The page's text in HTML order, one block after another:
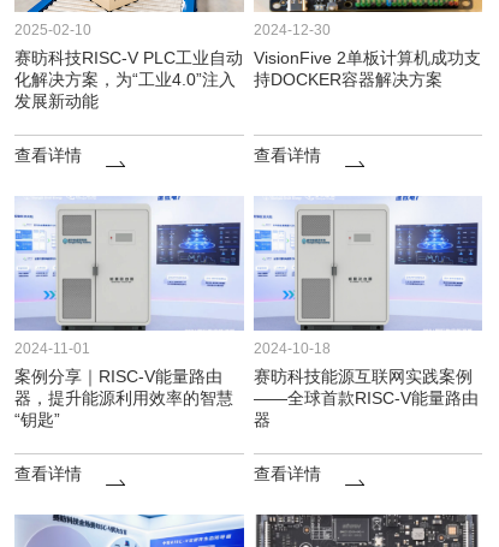
2025-02-10
赛昉科技RISC-V PLC工业自动
化解决方案，为“工业4.0”注入
发展新动能
查看详情
2024-12-30
VisionFive 2单板计算机成功支
持DOCKER容器解决方案
查看详情
2024-11-01
案例分享｜RISC-V能量路由
器，提升能源利用效率的智慧
“钥匙”
查看详情
2024-10-18
赛昉科技能源互联网实践案例
——全球首款RISC-V能量路由
器
查看详情